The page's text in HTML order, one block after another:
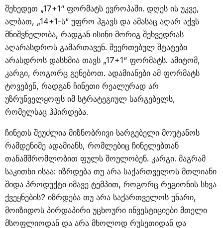
შეხედეთ „17+1“ ფორმატს ევროპაში. დღეს ის უკვე,
ალბათ, „14+1-ს“ უფრო ჰგავს და ამასაც აღარ აქვს
მნიშვნელობა, რადგან ისინი მორიგ შეხვედრას
აღარასდროს გამართავენ. შეერთებულ შტატები
არასდროს დასხმია თავს „17+1“ ფორმატს. ამიტომ,
კარგი, როგორც გენებოთ. ადამიანები ამ ფორმატს
ტოვებენ, რადგან ჩინეთი რეალურად არ
უზრუნველყოფს იმ სტრატეგიულ სარგებელს,
რომელსაც ჰპირდება.
ჩინეთს შეუძლია მიზნობრივი სარგებელი მოუტანოს
რამდენიმე ადამიანს, რომლებიც ჩინელებთან
თანამშრომლობით ფულს შოულობენ. კარგი. მაგრამ
საკითხი ისაა: იზრდება თუ არა საქართველოს მთლიანი
შიდა პროდუქტი იმავე ტემპით, როგორც რეგიონის სხვა
ქვეყნების? იზრდება თუ არა საქართველოს უნარი,
მოიზიდოს პირდაპირი უცხოური ინვესტიციები მთელი
მსოფლიოდან და არა მხოლოდ რუსეთიდან და